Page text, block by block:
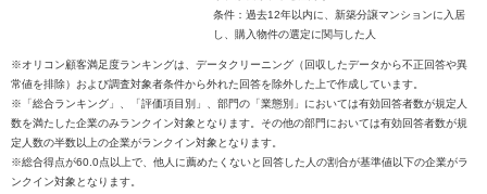
条件：過去12年以内に、新築分譲マンションに入居
し、購入物件の選定に関与した人
※オリコン顧客満足度ランキングは、データクリーニング（回収したデータから不正回答や異
常値を排除）および調査対象者条件から外れた回答を除外した上で作成しています。
※「総合ランキング」、「評価項目別」、部門の「業態別」においては有効回答者数が規定人
数を満たした企業のみランクイン対象となります。その他の部門においては有効回答者数が規
定人数の半数以上の企業がランクイン対象となります。
※総合得点が60.0点以上で、他人に薦めたくないと回答した人の割合が基準値以下の企業がラ
ンクイン対象となります。